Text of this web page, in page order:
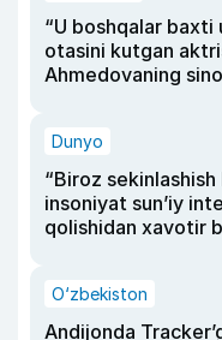
“U boshqalar baxti
otasini kutgan
Ahmedovaning
Dunyo
“Biroz
insoniyat sun’iy
qolishidan xavotir
O‘zbekiston
Andijonda